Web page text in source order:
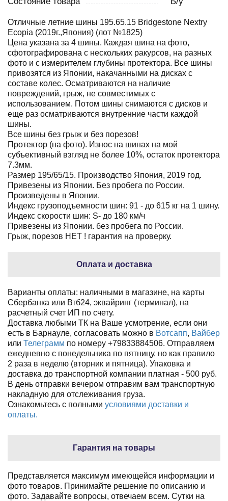
Отличные летние шины 195.65.15 Bridgestone Nextry
Ecopia (2019г.,Япония) (лот №1825)
Цена указана за 4 шины. Каждая шина на фото,
сфотографирована с нескольких ракурсов, на разных
фото и с измерителем глубины протектора. Все шины
привозятся из Японии, накачанными на дисках с
составе колес. Осматриваются на наличие
повреждений, грыж, не совместимых с
использованием. Потом шины снимаются с дисков и
еще раз осматриваются внутренние части каждой
шины.
Все шины без грыж и без порезов!
Протектор (на фото). Износ на шинах на мой
субъективный взгляд не более 10%, остаток протектора
7.3мм.
Размер 195/65/15. Производство Япония, 2019 год.
Привезены из Японии. Без пробега по России.
Произведены в Японии.
Индекс грузоподъемности шин: 91 - до 615 кг на 1 шину.
Индекс скорости шин: S- до 180 км/ч
Привезены из Японии. без пробега по России.
Грыж, порезов НЕТ ! гарантия на проверку.
Оплата и доставка
Варианты оплаты: наличными в магазине, на карты
Сбербанка или Втб24, эквайринг (терминал), на
расчетный счет ИП по счету.
Доставка любыми ТК на Ваше усмотрение, если они
есть в Барнауле, согласовать можно в Вотсапп, Вайбер
или Телеграмм по номеру +79833884506. Отправляем
ежедневно с понедельника по пятницу, но как правило
2 раза в неделю (вторник и пятница). Упаковка и
доставка до транспортной компании платная - 500 руб.
В день отправки вечером отправим вам транспортную
накладную для отслеживания груза.
Ознакомьтесь с полными условиями доставки и
оплаты.
Гарантия на товары
Представляется максимум имеющейся информации и
фото товаров. Принимайте решение по описанию и
фото. Задавайте вопросы, отвечаем всем. Сутки на